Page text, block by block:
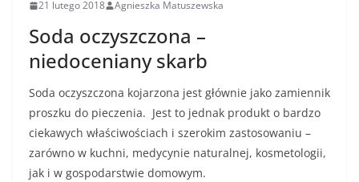
21 lutego 2018 Agnieszka Matuszewska
Soda oczyszczona –
niedoceniany skarb
Soda oczyszczona kojarzona jest głównie jako zamiennik
proszku do pieczenia. Jest to jednak produkt o bardzo
ciekawych właściwościach i szerokim zastosowaniu –
zarówno w kuchni, medycynie naturalnej, kosmetologii,
jak i w gospodarstwie domowym.